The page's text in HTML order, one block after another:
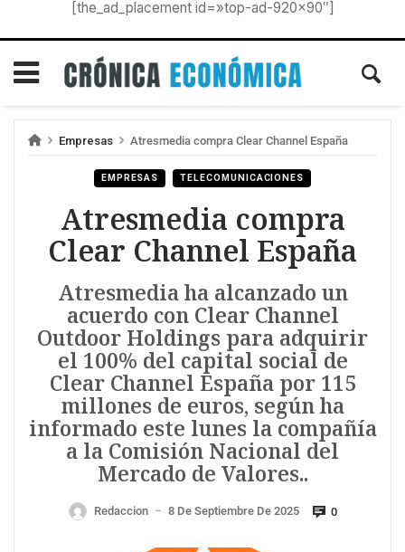
[the_ad_placement id=»top-ad-920×90″]
Empresas Atresmedia compra Clear Channel España
EMPRESAS TELECOMUNICACIONES
Atresmedia compra
Clear Channel España
Atresmedia ha alcanzado un
acuerdo con Clear Channel
Outdoor Holdings para adquirir
el 100% del capital social de
Clear Channel España por 115
millones de euros, según ha
informado este lunes la compañía
a la Comisión Nacional del
Mercado de Valores..
Redaccion — 8 De Septiembre De 2025 0